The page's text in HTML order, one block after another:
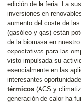
edición de la feria. La
inversiones en
aumento del coste de
(gasóleo y gas) están
de la biomasa en
expectativas para las
visto impulsada su
esencialmente en las
interesantes
térmicos (ACS y
generación de calor ha